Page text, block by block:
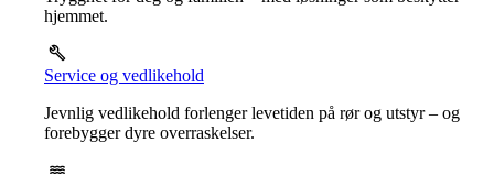
hjemmet.
Service og vedlikehold
Jevnlig vedlikehold forlenger levetiden på rør og utstyr – og
forebygger dyre overraskelser.